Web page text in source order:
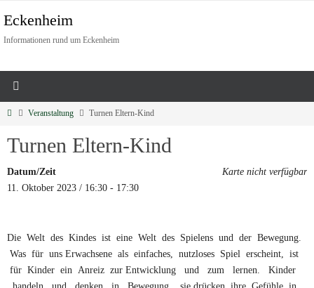
Eckenheim
Informationen rund um Eckenheim
Veranstaltung Turnen Eltern-Kind
Turnen Eltern-Kind
Karte nicht verfügbar
Datum/Zeit
11. Oktober 2023 / 16:30 - 17:30
Die Welt des Kindes ist eine Welt des Spielens und der Bewegung.
Was für uns Erwachsene als einfaches, nutzloses Spiel erscheint, ist
für Kinder ein Anreiz zur Entwicklung und zum lernen. Kinder